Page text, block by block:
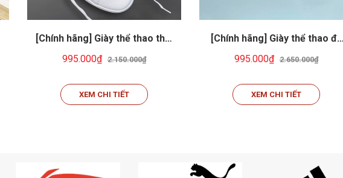
[Chính hãng] Giày thể thao thời
995.000₫ 2.150.000₫
XEM CHI TIẾT
[Chính hãng] Giày thể thao đa
Tennis, Pickerball,... 𝗜𝗶.𝗻𝗶𝗻𝗴
995.000₫ 2.650.000₫
XEM CHI TIẾT